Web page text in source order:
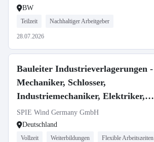
BW
Teilzeit Nachhaltiger Arbeitgeber
28.07.2026
Bauleiter Industrieverlagerungen -
Mechaniker, Schlosser,
Industriemechaniker, Elektriker,
Techniker m/w/d
SPIE Wind Germany GmbH
Deutschland
Vollzeit Weiterbildungen Flexible Arbeitszeiten